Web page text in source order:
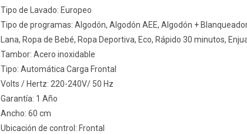
Tipo de Lavado: Europeo
Tipo de programas: Algodón, Algodón AEE, Algodón +
Lana, Ropa de Bebé, Ropa Deportiva, Eco, Rápido 30 minutos,
Tambor: Acero inoxidable
Tipo: Automática Carga Frontal
Volts / Hertz: 220-240V/ 50 Hz
Garantía: 1 Año
Ancho: 60 cm
Ubicación de control: Frontal